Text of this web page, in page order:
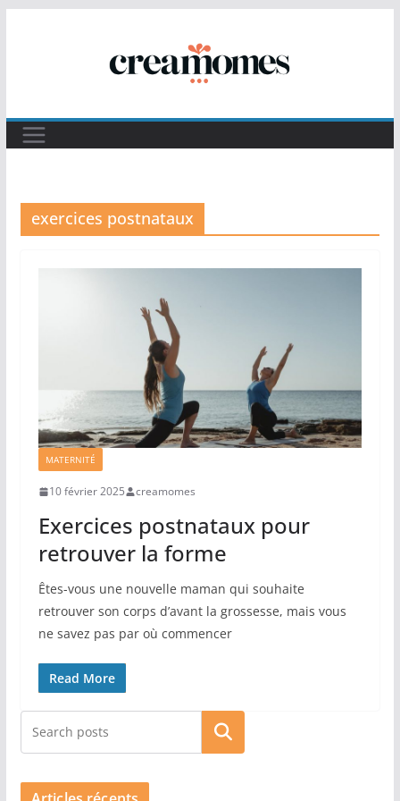
exercices postnataux
MATERNITÉ
10 février 2025 creamomes
Exercices postnataux pour
retrouver la forme
Êtes-vous une nouvelle maman qui souhaite
retrouver son corps d’avant la grossesse, mais vous
ne savez pas par où commencer
Read More
Rechercher